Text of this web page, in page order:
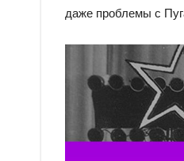
даже проблемы с